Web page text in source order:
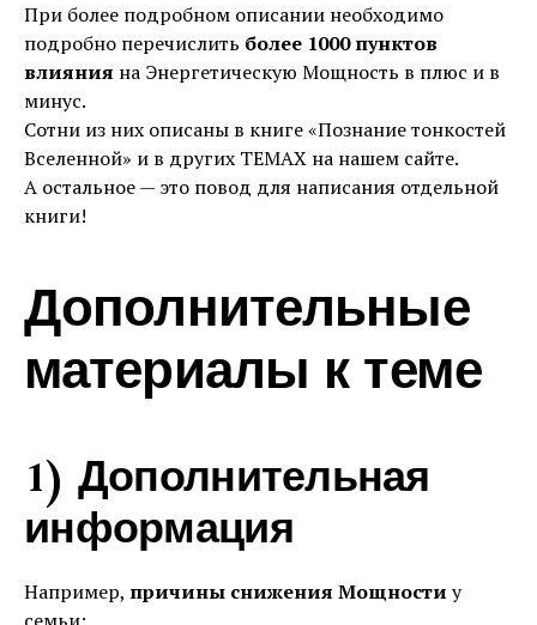
При более подробном описании необходимо
подробно перечислить более 1000 пунктов
влияния на Энергетическую Мощность в плюс и в
минус.
Сотни из них описаны в книге «Познание тонкостей
Вселенной» и в других ТЕМАХ на нашем сайте.
А остальное — это повод для написания отдельной
книги!
Дополнительные
материалы к теме
1) Дополнительная
информация
Например, причины снижения Мощности у